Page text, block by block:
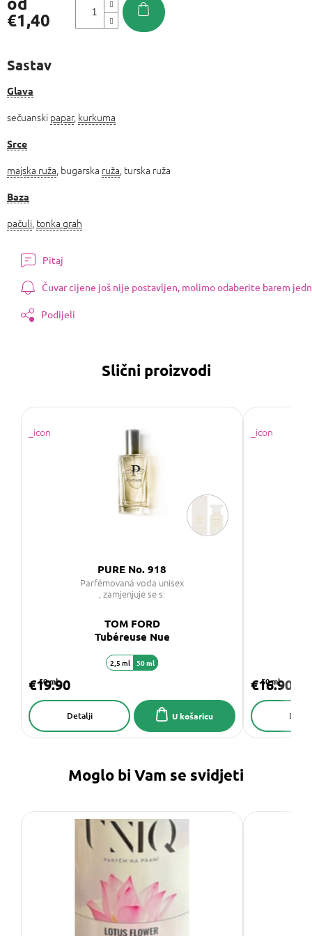
€1,40
Sastav
Glava
sečuanski papar, kurkuma
Srce
majska ruža , bugarska ruža , turska ruža
Baza
pačuli tonka grah
Pitaj
Čuvar cijene još nije postavljen, molimo odaberite barem
Podijeli
Slični proizvodi
PURE No. 918
Parfémovaná voda unisex
, zamjenjuje se s:
TOM FORD
Tubéreuse Nue
50 ml
€19.90
U košaricu
Detalji
2,5 ml 50 ml
50 ml
€16.90
Moglo bi Vam se svidjeti